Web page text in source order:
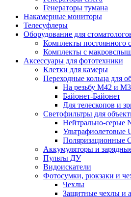
Генераторы тумана
Накамерные мониторы
Телесуфлеры
Оборудование для
Комплекты постоянного
Комплекты с
Аксессуары для фототехники
Клетки для камеры
Переходные кольца для
На резьбу М42 и
Байонет-Байонет
Для телескопов и
Светофильтры для
Нейтрально-серые
Ультрафиолетовые
Поляризационные
Аккумуляторы и
Пульты ДУ
Видоискатели
Фотосумки, рюкзаки и
Чехлы
Защитные чехлы и